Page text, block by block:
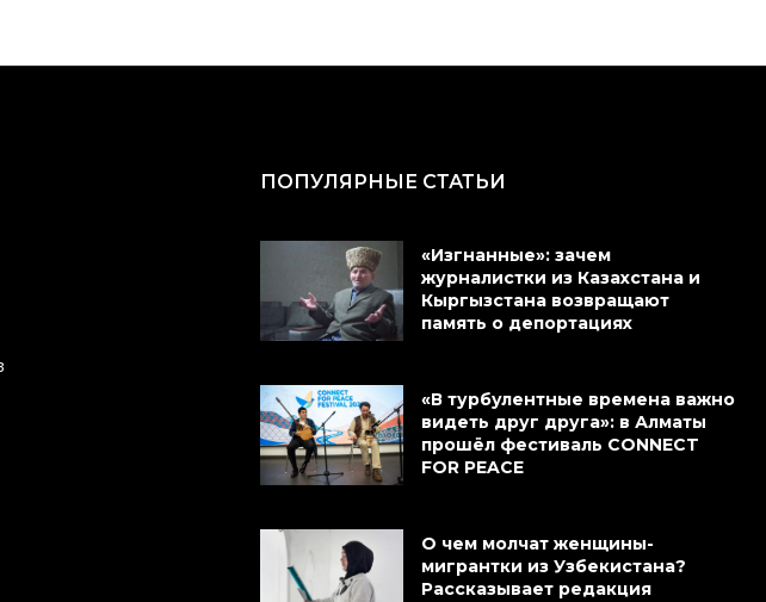
ПОПУЛЯРНЫЕ СТАТЬИ
«Изгнанные»: зачем
журналистки из Казахстана и
Кыргызстана возвращают
память о депортациях
«В турбулентные времена важно
видеть друг друга»: в Алматы
прошёл фестиваль CONNECT
FOR PEACE
О чем молчат женщины-
мигрантки из Узбекистана?
Рассказывает редакция